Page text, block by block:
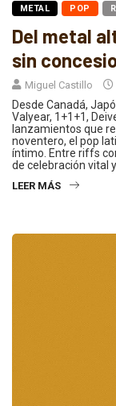
METAL POP
Del metal
sin
Miguel Castillo
Desde Canadá,
Valyear, 1+1+1,
lanzamientos que
noventero, el pop
íntimo. Entre riffs
de celebración vital
LEER MÁS